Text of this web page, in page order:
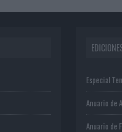
Especial
Anuario de
Anuario de